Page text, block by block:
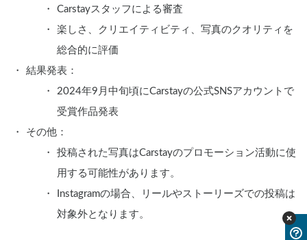
Carstayスタッフによる審査
楽しさ、クリエイティビティ、写真のクオリティを
総合的に評価
結果発表：
2024年9月中旬頃にCarstayの公式SNSアカウントで
受賞作品発表
その他：
投稿された写真はCarstayのプロモーション活動に使
用する可能性があります。
Instagramの場合、リールやストーリーズでの投稿は
対象外となります。